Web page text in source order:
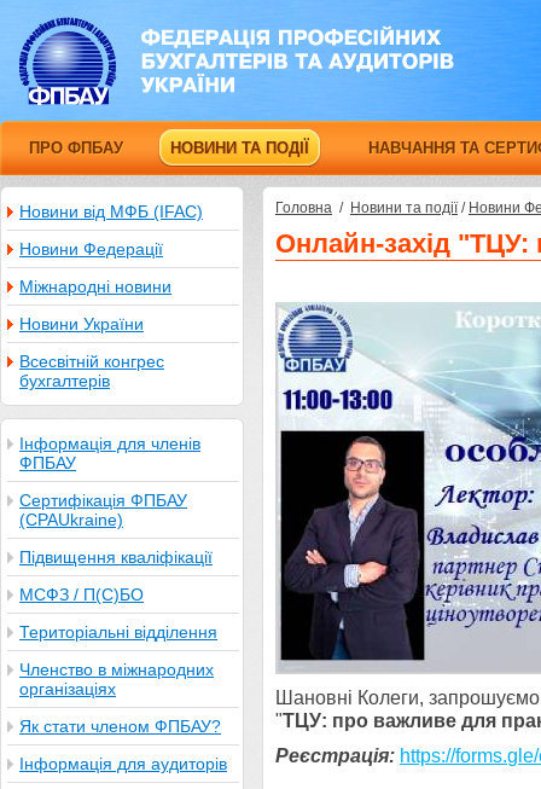
ПРО ФПБАУ НОВИНИ ТА ПОДІЇ НАВЧАННЯ ТА
Новини від МФБ (IFAC)
Новини Федерації
Міжнародні новини
Новини України
Всесвітній конгрес
бухгалтерів
Інформація для членів
ФПБАУ
Сертифікація ФПБАУ
(CPAUkraine)
Підвищення кваліфікації
МСФЗ / П(С)БО
Територіальні відділення
Членство в міжнародних
організаціях
Як стати членом ФПБАУ?
Інформація для аудиторів
Головна / Новини та події/ Новини
Онлайн-захід "ТЦУ:
Шановні Колеги,
"ТЦУ: про важливе для
Реєстрація: https://forms.